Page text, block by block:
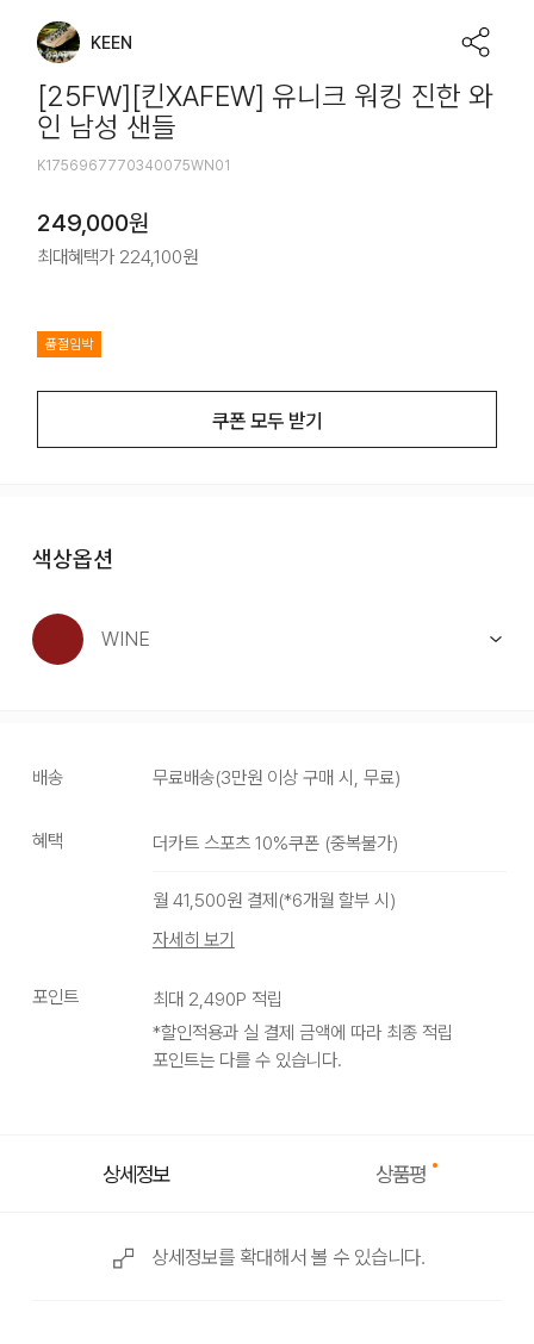
KEEN
[25FW][킨XAFEW] 유니크 워킹 진한 와
인 남성 샌들
K1756967770340075WN01
249,000원
최대혜택가 224,100원
품절임박
쿠폰 모두 받기
색상옵션
WINE
배송 무료배송(3만원 이상 구매 시, 무료)
혜택 더카트 스포츠 10%쿠폰(중복불가)
월 41,500원 결제(*6개월 할부 시)
자세히 보기
포인트 최대 2,490P 적립
*할인적용과 실 결제 금액에 따라 최종 적립
포인트는 다를 수 있습니다.
상세정보 상품평
상세정보를 확대해서 볼 수 있습니다.